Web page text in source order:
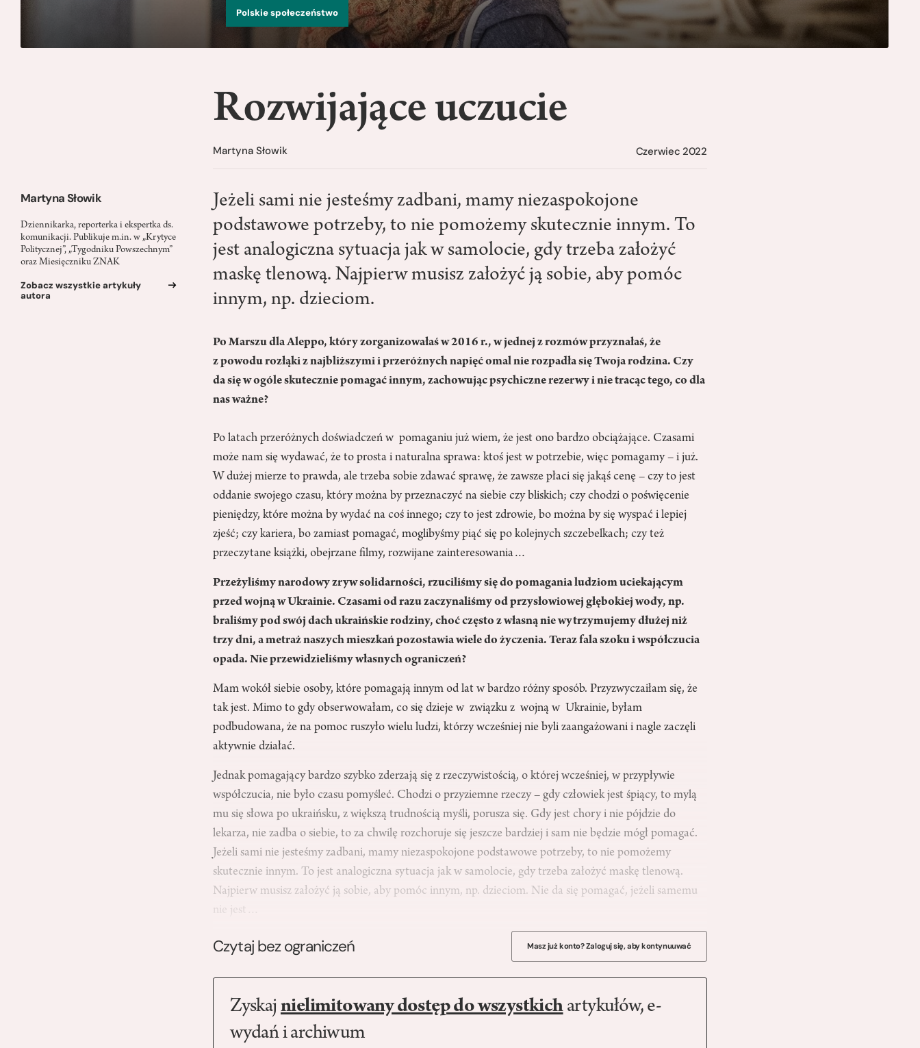
Polskie społeczeństwo
Martyna Słowik
Dziennikarka, reporterka i ekspertka ds.
komunikacji. Publikuje m.in. w „Krytyce
Politycznej”, „Tygodniku Powszechnym”
oraz Miesięczniku ZNAK
Zobacz wszystkie artykuły
autora
Rozwijające uczucie
Martyna Słowik Czerwiec 2022
Jeżeli sami nie jesteśmy zadbani, mamy niezaspokojone
podstawowe potrzeby, to nie pomożemy skutecznie innym. To
jest analogiczna sytuacja jak w samolocie, gdy trzeba założyć
maskę tlenową. Najpierw musisz założyć ją sobie, aby pomóc
innym, np. dzieciom.
Po Marszu dla Aleppo, który zorganizowałaś w 2016 r., w jednej z rozmów przyznałaś, że
z powodu rozłąki z najbliższymi i przeróżnych napięć omal nie rozpadła się Twoja rodzina. Czy
da się w ogóle skutecznie pomagać innym, zachowując psychiczne rezerwy i nie tracąc tego, co dla
nas ważne?
Po latach przeróżnych doświadczeń w pomaganiu już wiem, że jest ono bardzo obciążające. Czasami
może nam się wydawać, że to prosta i naturalna sprawa: ktoś jest w potrzebie, więc pomagamy – i już.
W dużej mierze to prawda, ale trzeba sobie zdawać sprawę, że zawsze płaci się jakąś cenę – czy to jest
oddanie swojego czasu, który można by przeznaczyć na siebie czy bliskich; czy chodzi o poświęcenie
pieniędzy, które można by wydać na coś innego; czy to jest zdrowie, bo można by się wyspać i lepiej
zjeść; czy kariera, bo zamiast pomagać, moglibyśmy piąć się po kolejnych szczebelkach; czy też
przeczytane książki, obejrzane filmy, rozwijane zainteresowania…
Przeżyliśmy narodowy zryw solidarności, rzuciliśmy się do pomagania ludziom uciekającym
przed wojną w Ukrainie. Czasami od razu zaczynaliśmy od przysłowiowej głębokiej wody, np.
braliśmy pod swój dach ukraińskie rodziny, choć często z własną nie wytrzymujemy dłużej niż
trzy dni, a metraż naszych mieszkań pozostawia wiele do życzenia. Teraz fala szoku i współczucia
opada. Nie przewidzieliśmy własnych ograniczeń?
Mam wokół siebie osoby, które pomagają innym od lat w bardzo różny sposób. Przyzwyczaiłam się, że
tak jest. Mimo to gdy obserwowałam, co się dzieje w związku z wojną w Ukrainie, byłam
podbudowana, że na pomoc ruszyło wielu ludzi, którzy wcześniej nie byli zaangażowani i nagle zaczęli
aktywnie działać.
Jednak pomagający bardzo szybko zderzają się z rzeczywistością, o której wcześniej, w przypływie
współczucia, nie było czasu pomyśleć. Chodzi o przyziemne rzeczy – gdy człowiek jest śpiący, to mylą
mu się słowa po ukraińsku, z większą trudnością myśli, porusza się. Gdy jest chory i nie pójdzie do
lekarza, nie zadba o siebie, to za chwilę rozchoruje się jeszcze bardziej i sam nie będzie mógł pomagać.
Jeżeli sami nie jesteśmy zadbani, mamy niezaspokojone podstawowe potrzeby, to nie pomożemy
skutecznie innym. To jest analogiczna sytuacja jak w samolocie, gdy trzeba założyć maskę tlenową.
Najpierw musisz założyć ją sobie, aby pomóc innym, np. dzieciom. Nie da się pomagać, jeżeli samemu
nie jest…
Czytaj bez ograniczeń Masz już konto? Zaloguj się, aby kontynuuwać
Zyskaj nielimitowany dostęp do wszystkichartykułów, e-
wydań i archiwum